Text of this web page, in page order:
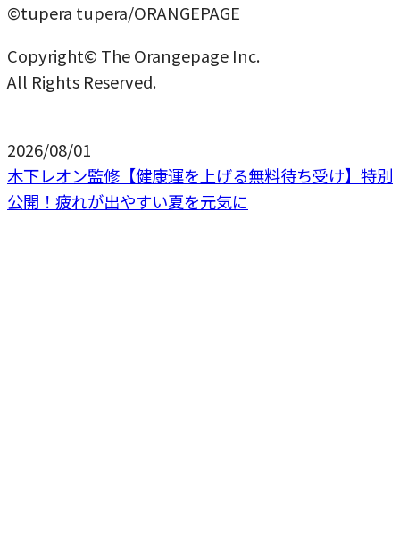
©tupera tupera/ORANGEPAGE
Copyright© The Orangepage Inc.
All Rights Reserved.
2026/08/01
木下レオン監修【健康運を上げる無料待ち受け】特別
公開！疲れが出やすい夏を元気に